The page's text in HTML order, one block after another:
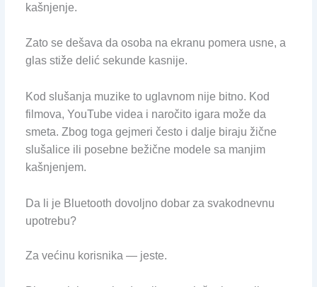
kašnjenje.
Zato se dešava da osoba na ekranu pomera usne, a
glas stiže delić sekunde kasnije.
Kod slušanja muzike to uglavnom nije bitno. Kod
filmova, YouTube videa i naročito igara može da
smeta. Zbog toga gejmeri često i dalje biraju žične
slušalice ili posebne bežične modele sa manjim
kašnjenjem.
Da li je Bluetooth dovoljno dobar za svakodnevnu
upotrebu?
Za većinu korisnika — jeste.